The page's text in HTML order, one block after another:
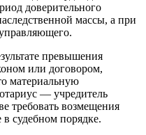
доверительного
массы, а при
превышения
или договором,
материальную
— учредитель
требовать возмещения
судебном порядке.